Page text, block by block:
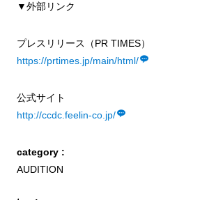
▼外部リンク
プレスリリース（PR TIMES）
https://prtimes.jp/main/html/
公式サイト
http://ccdc.feelin-co.jp/
category :
AUDITION